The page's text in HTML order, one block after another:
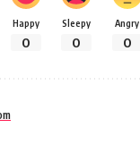
Happy
0
Sleepy
0
Angry
0